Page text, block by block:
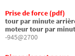
Prise de force (pdf)
tour par minute
moteur tour par
-945@2700